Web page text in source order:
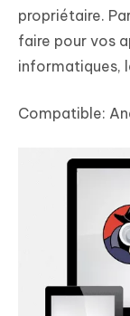
propriétaire.
faire pour vos
informatiques,
Compatible: